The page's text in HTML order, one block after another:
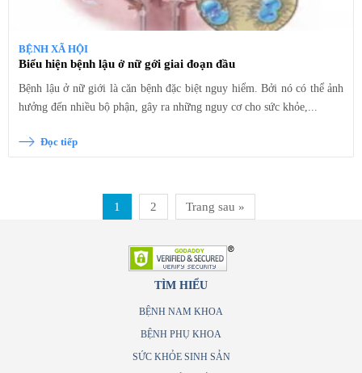
BỆNH XÃ HỘI
Biểu hiện bệnh lậu ở nữ gới giai đoạn đầu
Bệnh lậu ở nữ giới là căn bệnh đặc biệt nguy hiểm. Bởi nó có thể ảnh
hưởng đến nhiều bộ phận, gây ra những nguy cơ cho sức khỏe,...
Đọc tiếp
1 2 Trang sau »
TÌM HIỂU
BỆNH NAM KHOA
BỆNH PHỤ KHOA
SỨC KHỎE SINH SẢN